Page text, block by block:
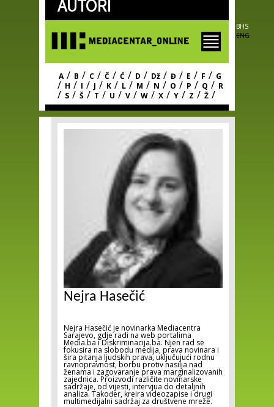
Skip to
main
AUTORI
BHS
ENG
A / B / C / Č / Ć / D / Dž / Đ / E / F / G
/ H / I / J / K / L / M / N / O / P / Q / R
/ S / Š / T / U / V / W / X / Y / Z / Ž /
Nejra Hasečić
Nejra Hasečić je novinarka Mediacentra
Sarajevo, gdje radi na web portalima
Media.ba i Diskriminacija.ba. Njen rad se
fokusira na slobodu medija, prava novinara i
šira pitanja ljudskih prava, uključujući rodnu
ravnopravnost, borbu protiv nasilja nad
ženama i zagovaranje prava marginalizovanih
zajednica. Proizvodi različite novinarske
sadržaje, od vijesti, intervjua do detaljnih
analiza. Također, kreira videozapise i drugi
multimedijalni sadržaj za društvene mreže.